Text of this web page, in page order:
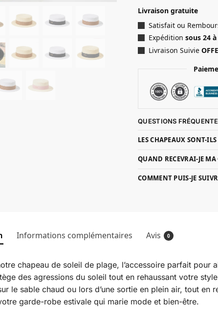
Livraison gratuite
Satisfait ou
Expédition sous 24
Livraison Suivie
QUESTIONS
LES CHAPEAUX SONT-
QUAND RECEVRAI-JE
COMMENT PUIS-JE
Informations complémentaires Avis 0
chapeau de soleil de plage, l’accessoire parfait pour
des agressions du soleil tout en rehaussant votre
le sable chaud ou lors d’une sortie en plein air, tout en
garde-robe estivale qui marie mode et bien-être.